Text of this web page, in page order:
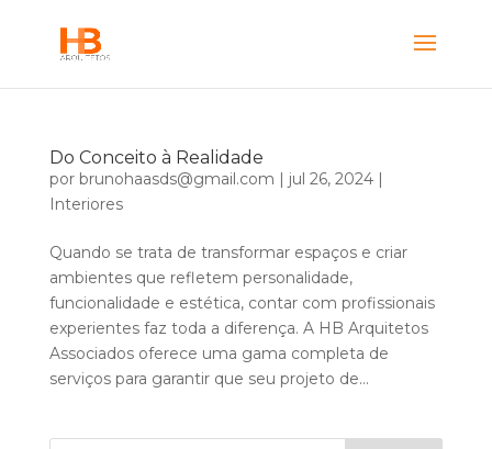
Do Conceito à Realidade
por brunohaasds@gmail.com | jul 26, 2024|
Interiores
Quando se trata de transformar espaços e criar
ambientes que refletem personalidade,
funcionalidade e estética, contar com profissionais
experientes faz toda a diferença. A HB Arquitetos
Associados oferece uma gama completa de
serviços para garantir que seu projeto de...